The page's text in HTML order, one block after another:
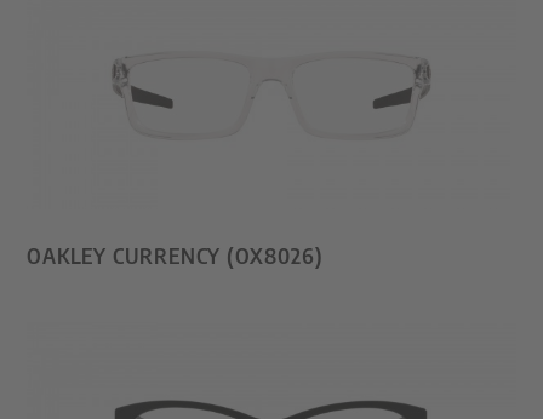
OAKLEY CURRENCY (OX8026)